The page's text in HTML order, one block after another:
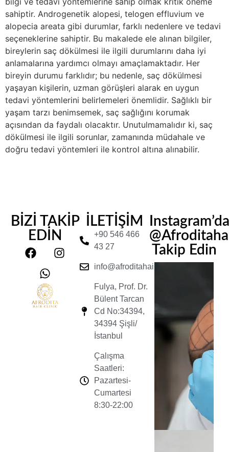
sahiptir. Androgenetik alopesi, telogen effluvium ve
alopecia areata gibi durumlar, farklı nedenlere ve tedavi
seçeneklerine sahiptir. Bu makalede ele alınan bilgiler,
bireylerin saç dökülmesi ile ilgili durumlarını daha iyi
anlamalarına yardımcı olmayı amaçlamaktadır. Her
bireyin durumu farklıdır; bu nedenle, saç dökülmesi
yaşayan kişilerin, uzman görüşleri alarak en uygun
tedavi yöntemlerini belirlemeleri önemlidir. Sağlıklı bir
yaşam tarzı benimsemek, saç sağlığını korumak
açısından da faydalı olacaktır. Unutulmamalıdır ki, saç
dökülmesi ile ilgili sorunlar, zamanında müdahale ve
doğru tedavi yöntemleri ile kontrol altına alınabilir.
BİZİ TAKİP
EDİN
İLETİŞİM
+90 546 466
43 27
info@afroditahairclinic.com
Fulya, Prof. Dr.
Bülent Tarcan
Cd No:34394,
34394 Şişli/
İstanbul
Çalışma
Saatleri:
Pazartesi-
Cumartesi
8:30-22:00
Instagram’da
Takip Edin